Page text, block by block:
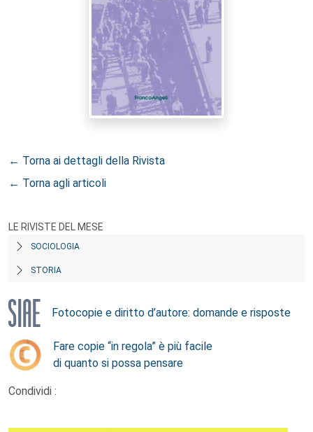
← Torna ai dettagli della Rivista
← Torna agli articoli
LE RIVISTE DEL MESE
SOCIOLOGIA
STORIA
Fotocopie e diritto d’autore: domande e risposte
Fare copie “in regola” è più facile
di quanto si possa pensare
Condividi :